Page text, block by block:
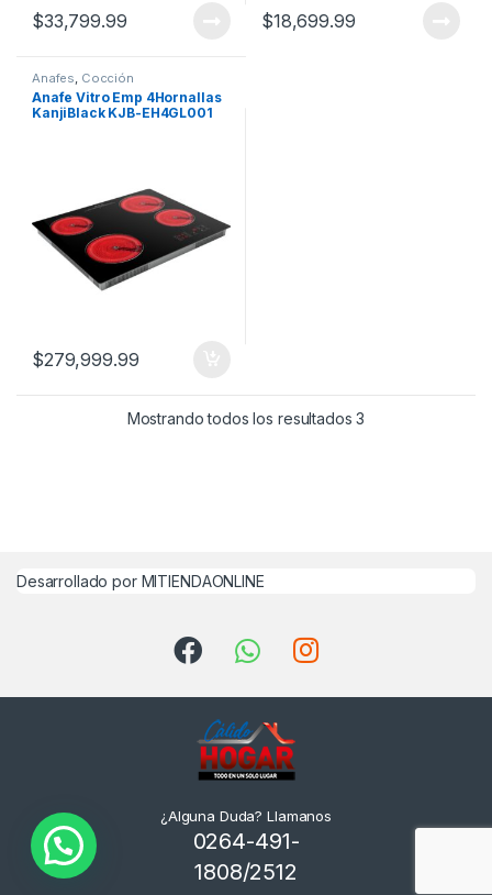
$33,799.99 $18,699.99
Anafes Cocción
Anafe Vitro Emp 4Hornallas
KanjiBlack KJB-EH4GL001
$279,999.99
Mostrando todos los resultados 3
Desarrollado por MITIENDAONLINE
¿Alguna Duda? Llamanos
0264-491-
1808/2512